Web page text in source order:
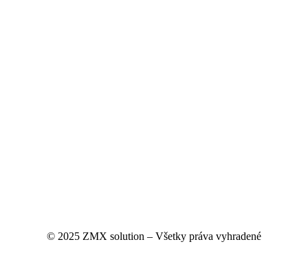
© 2025 ZMX solution – Všetky práva vyhradené